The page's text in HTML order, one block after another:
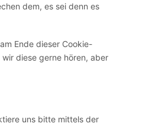
dem, es sei denn es
Ende dieser Cookie-
diese gerne hören, aber
uns bitte mittels der